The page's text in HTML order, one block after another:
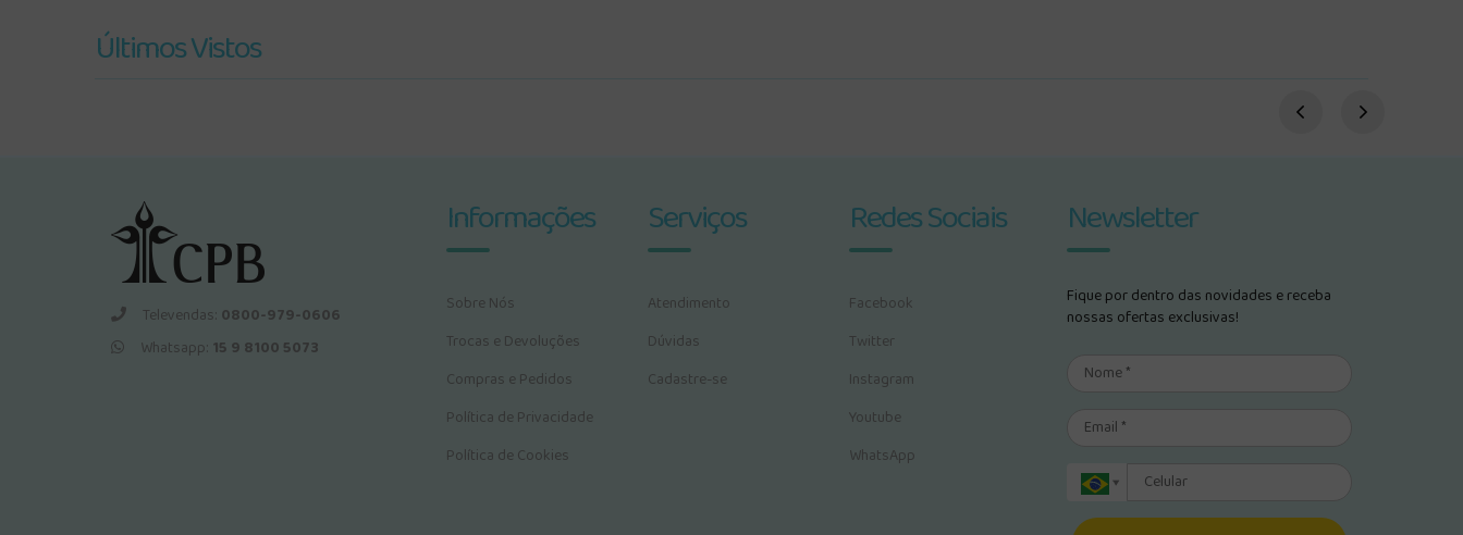
Últimos Vistos
Televendas: 0800-979-0606
Whatsapp: 15 9 8100 5073
Informações
Sobre Nós
Trocas e Devoluções
Compras e Pedidos
Política de Privacidade
Política de Cookies
Serviços
Atendimento
Dúvidas
Cadastre-se
Redes Sociais
Facebook
Twitter
Instagram
Youtube
WhatsApp
Newsletter
Fique por dentro das novidades e receba
nossas ofertas exclusivas!